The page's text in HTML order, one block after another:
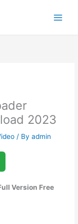
2023
/ Byadmin
Version Free